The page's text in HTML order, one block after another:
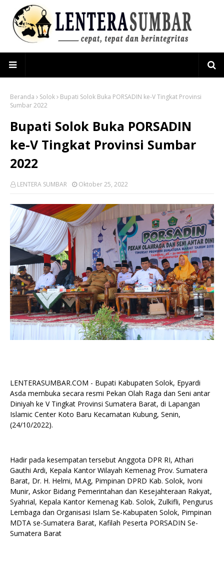
Beranda Solok
Bupati Solok Buka PORSADIN ke-V Tingkat Provinsi
Sumbar 2022
Bupati Solok Buka PORSADIN
ke-V Tingkat Provinsi Sumbar
2022
LENTERA SUMBAR Oktober 25, 2022
LENTERASUMBAR.COM - Bupati Kabupaten Solok, Epyardi
Asda membuka secara resmi Pekan Olah Raga dan Seni antar
Diniyah ke V Tingkat Provinsi Sumatera Barat, di Lapangan
Islamic Center Koto Baru Kecamatan Kubung, Senin,
(24/10/2022).
Hadir pada kesempatan tersebut Anggota DPR RI, Athari
Gauthi Ardi, Kepala Kantor Wilayah Kemenag Prov. Sumatera
Barat, Dr. H. Helmi, M.Ag, Pimpinan DPRD Kab. Solok, Ivoni
Munir, Askor Bidang Pemerintahan dan Kesejahteraan Rakyat,
Syahrial, Kepala Kantor Kemenag Kab. Solok, Zulkifli, Pengurus
Lembaga dan Organisasi Islam Se-Kabupaten Solok, Pimpinan
MDTA se-Sumatera Barat, Kafilah Peserta PORSADIN Se-
Sumatera Barat